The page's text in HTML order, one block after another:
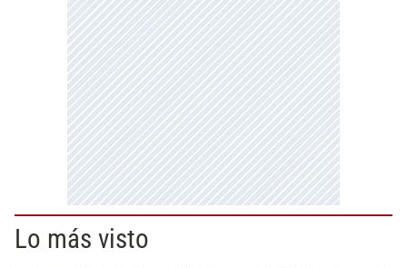
Lo más visto